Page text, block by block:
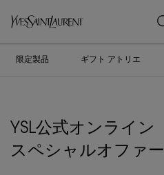
限定製品
ギフト アトリエ
YSL公式オンライン
スペシャルオファー